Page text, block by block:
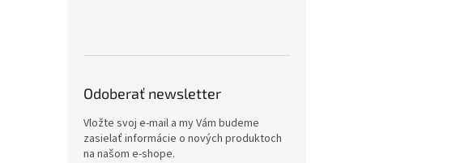
Odoberať newsletter
Vložte svoj e-mail a my Vám budeme
zasielať informácie o nových produktoch
na našom e-shope.